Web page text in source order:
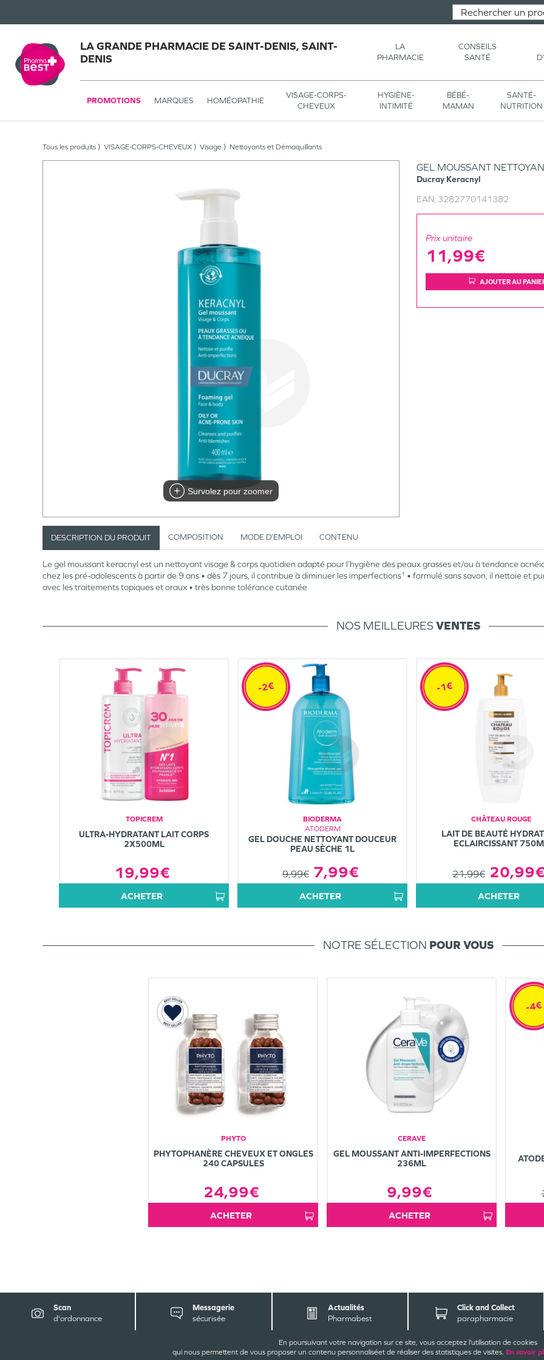
En poursuivant votre navigation sur ce site, vous acceptez l’utilisation de cookies
qui nous permettent de vous proposer un contenu personnaliséet de réaliser des statistiques de visites. En savoir
LA GRANDE PHARMACIE DE SAINT-DENIS, SAINT-
DENIS
LA
PHARMACIE
CONSEILS
SANTÉ
PROMOTIONS MARQUES HOMÉOPATHIE
VISAGE-CORPS-
CHEVEUX
HYGIÈNE-
INTIMITÉ
BÉBÉ-
MAMAN
SANTÉ-
NUTRITION
Tous les produits VISAGE-CORPS-CHEVEUX Visage Nettoyants et Démaquillants
Survolez pour zoomer
GEL MOUSSANT
Ducray Keracnyl
EAN: 3282770141382
Prix unitaire
11,99€
AJOUTER AU
DESCRIPTION DU PRODUIT COMPOSITION MODE D’EMPLOI CONTENU
Le gel moussant keracnyl est un nettoyant visage & corps quotidien adapté pour l’hygiène des peaux grasses et/ou à tendance
chez les pré-adolescents à partir de 9 ans • dès 7 jours, il contribue à diminuer les imperfections¹ • formulé sans savon, il nettoie et
avec les traitements topiques et oraux • très bonne tolérance cutanée
NOS MEILLEURESVENTES
TOPICREM
ULTRA-HYDRATANT LAIT CORPS
2X500ML
19,99€
ACHETER
BIODERMA
ATODERM
GEL DOUCHE NETTOYANT DOUCEUR
PEAU SÈCHE 1L
9,99€ 7,99€
-2€
ACHETER
CHÂTEAU ROUGE
LAIT DE BEAUTÉ
ECLAIRCISSANT
21,99€
-1€
ACHETER
NOTRE SÉLECTION POUR VOUS
PHYTO
PHYTOPHANÈRE CHEVEUX ET ONGLES
240 CAPSULES
24,99€
ACHETER
CERAVE
GEL MOUSSANT ANTI-IMPERFECTIONS
236ML
9,99€
ACHETER
-4€
Scan
d'ordonnance
Messagerie
sécurisée
Actualités
Pharmabest
Click and Collect
parapharmacie
CONTACTEZ-NOUS INFORMATIONS